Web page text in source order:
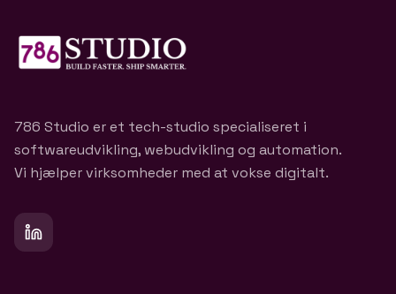
786 Studio er et tech-studio specialiseret i
softwareudvikling, webudvikling og automation.
Vi hjælper virksomheder med at vokse digitalt.